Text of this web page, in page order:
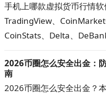
手机上哪款虚拟货币行情
TradingView、
CoinStats、Delta、
钱包用户选出主看盘App
案。
2026币圈怎么安全出金：
南
2026币圈怎么安全出金？